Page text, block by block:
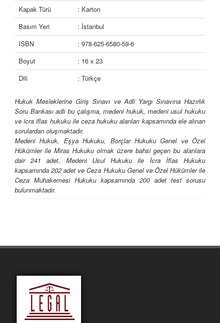
Kapak Türü
: Karton
Basım Yeri
: İstanbul
ISBN
: 978-625-6580-59-6
Boyut
: 16 x 23
Dili
: Türkçe
Hukuk Mesleklerine Giriş Sınavı ve Adli Yargı Sınavına Hazırlık
Soru Bankası adlı bu çalışma, medeni hukuk, medeni usul hukuku
ve icra iflas hukuku ile ceza hukuku alanları kapsamında ele alınan
sorulardan oluşmaktadır.
Medeni Hukuk, Eşya Hukuku, Borçlar Hukuku Genel ve Özel
Hükümler ile Miras Hukuku olmak üzere bahsi geçen bu alanlara
dair 241 adet, Medeni Usul Hukuku ile İcra İflas Hukuku
kapsamında 202 adet ve Ceza Hukuku Genel ve Özel Hükümler ile
Ceza Muhakemesi Hukuku kapsamında 200 adet test sorusu
bulunmaktadır.
KİTAP HAKKINDA
MEDENİ HUKUK, EŞYA HUKUKU, MİRAS HUKUKU VE
BORÇLAR HUKUKU HMGS ÇALIŞMA SORULARI